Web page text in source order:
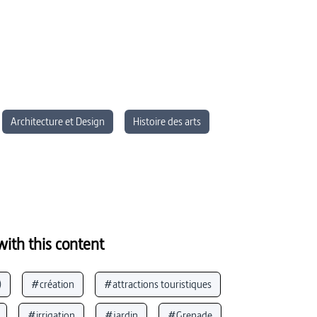
Architecture et Design
Histoire des arts
this content
#création #attractions touristiques